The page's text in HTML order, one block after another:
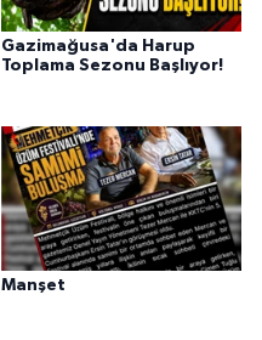
Gazimağusa'da Harup
Toplama Sezonu Başlıyor!
Manşet